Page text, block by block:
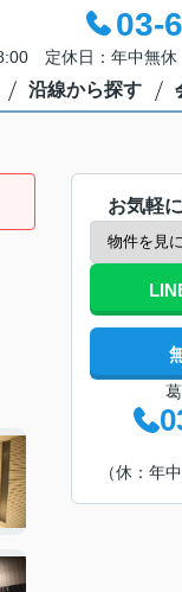
03-
定休日：年中無休
沿線から探す
お気軽
（休：年